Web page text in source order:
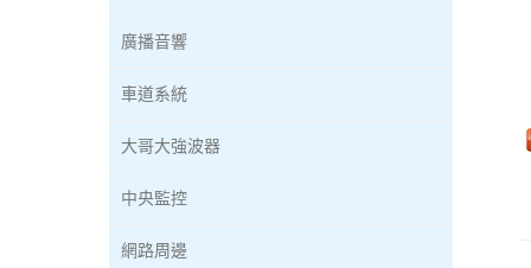
廣播音響
車道系統
大哥大強波器
中央監控
網路周邊